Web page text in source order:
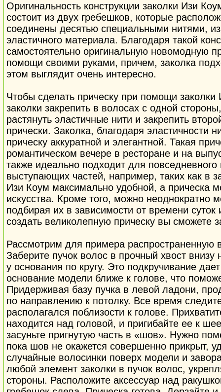
Оригинальность конструкции заколки Изи
состоит из двух гребешков, которые
соединены десятью специальными нитями,
эластичного материала. Благодаря такой
самостоятельно оригинальную новомодную
помощи своими руками, причем, заколка
этом выглядит очень интересно.
Чтобы сделать прическу при помощи
заколки закрепить в волосах с одной
растянуть эластичные нити и закрепить
прически. Заколка, благодаря эластичности
прическу аккуратной и элегантной. Такая
романтическом вечере в ресторане и на
также идеально подходит для повседневного
выступающих частей, например, таких как в
Изи Коум максимально удобной, а прическа
искусства. Кроме того, можно неоднократно
подбирая их в зависимости от времени
создать великолепную прическу вы сможете
Рассмотрим для примера распространенную
Заберите пучок волос в прочный хвост внизу
у основания по кругу. Это подкручивание
основание модели ближе к голове, что
Придерживая базу пучка в левой ладони,
по направлению к потолку. Все время
располагался поблизости к голове.
находится над головой, и пригибайте ее к
засуньте пригнутую часть в «шов». Нужно
пока шов не окажется совершенно прикрыт,
случайные волосинки поверх модели и
любой элемент заколки в пучок волос,
стороны. Расположите аксессуар над